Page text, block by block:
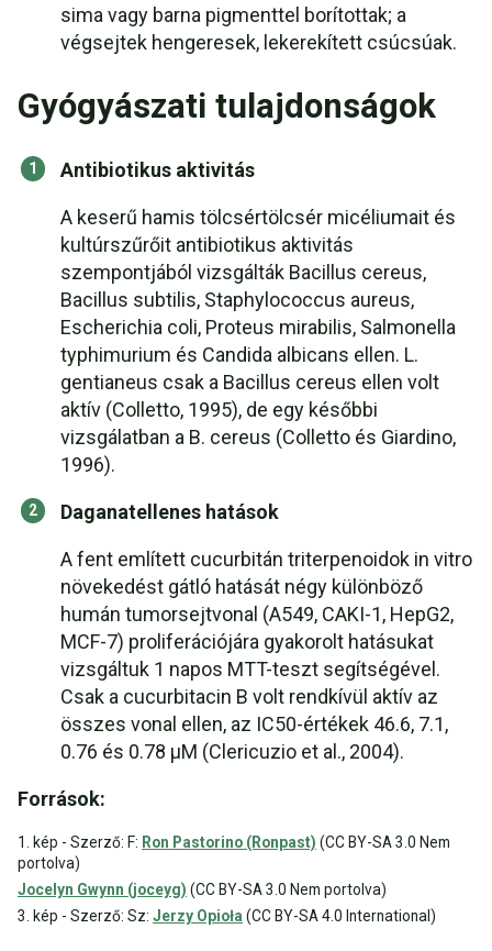
sima vagy barna pigmenttel borítottak; a
végsejtek hengeresek, lekerekített csúcsúak.
Gyógyászati tulajdonságok
Antibiotikus aktivitás
A keserű hamis tölcsértölcsér micéliumait és
kultúrszűrőit antibiotikus aktivitás
szempontjából vizsgálták Bacillus cereus,
Bacillus subtilis, Staphylococcus aureus,
Escherichia coli, Proteus mirabilis, Salmonella
typhimurium és Candida albicans ellen. L.
gentianeus csak a Bacillus cereus ellen volt
aktív (Colletto, 1995), de egy későbbi
vizsgálatban a B. cereus (Colletto és Giardino,
1996).
Daganatellenes hatások
A fent említett cucurbitán triterpenoidok in vitro
növekedést gátló hatását négy különböző
humán tumorsejtvonal (A549, CAKI-1, HepG2,
MCF-7) proliferációjára gyakorolt hatásukat
vizsgáltuk 1 napos MTT-teszt segítségével.
Csak a cucurbitacin B volt rendkívül aktív az
összes vonal ellen, az IC50-értékek 46.6, 7.1,
0.76 és 0.78 µM (Clericuzio et al., 2004).
Források:
1. kép - Szerző: F: Ron Pastorino (Ronpast) (CC BY-SA 3.0 Nem
portolva)
Jocelyn Gwynn (joceyg) (CC BY-SA 3.0 Nem portolva)
3. kép - Szerző: Sz: Jerzy Opioła (CC BY-SA 4.0 International)